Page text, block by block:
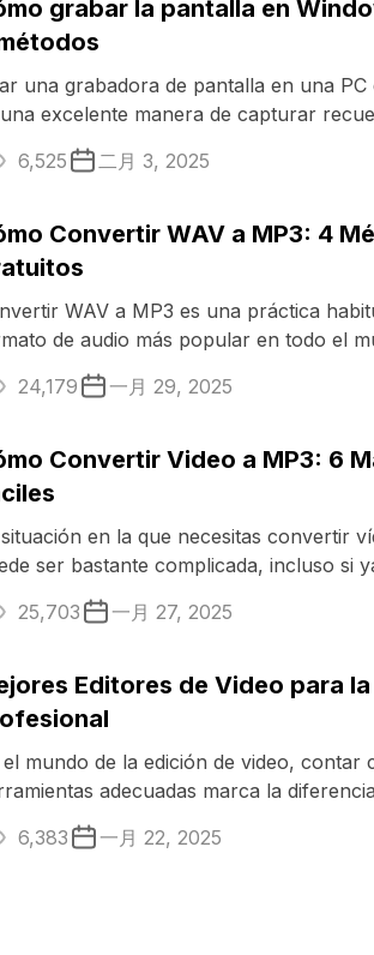
grabar la pantalla en
una grabadora de pantalla en una PC
excelente manera de capturar
especiales, conferencias y ...
6,525 二月 3, 2025
Convertir WAV a MP3: 4
WAV a MP3 es una práctica
de audio más popular en todo el
podcasts ...
24,179 一月 29, 2025
Convertir Video a MP3: 6
en la que necesitas convertir
ser bastante complicada, incluso si
multimedia ...
25,703 一月 27, 2025
Editores de Video para
el mundo de la edición de video, contar
adecuadas marca la
estándar y una obra ...
6,383 一月 22, 2025